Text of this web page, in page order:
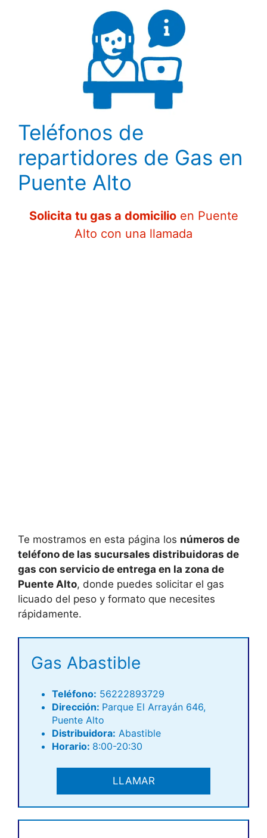
Teléfonos de
repartidores de Gas en
Puente Alto
Solicita tu gas a domicilioen Puente
Alto con una llamada
Te mostramos en esta página los números de
teléfono de las sucursales distribuidoras de
gas con servicio de entrega en la zona de
Puente Alto, donde puedes solicitar el gas
licuado del peso y formato que necesites
rápidamente.
Gas Abastible
Teléfono: 56222893729
Dirección: Parque El Arrayán 646,
Puente Alto
Distribuidora: Abastible
Horario: 8:00-20:30
LLAMAR